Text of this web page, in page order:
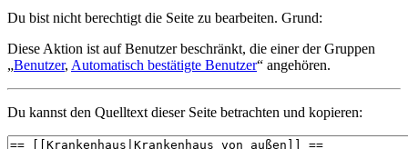
Du bist nicht berechtigt die Seite zu bearbeiten. Grund:
Diese Aktion ist auf Benutzer beschränkt, die einer der Gruppen
„Benutzer, Automatisch bestätigte Benutzer“ angehören.
Du kannst den Quelltext dieser Seite betrachten und kopieren: